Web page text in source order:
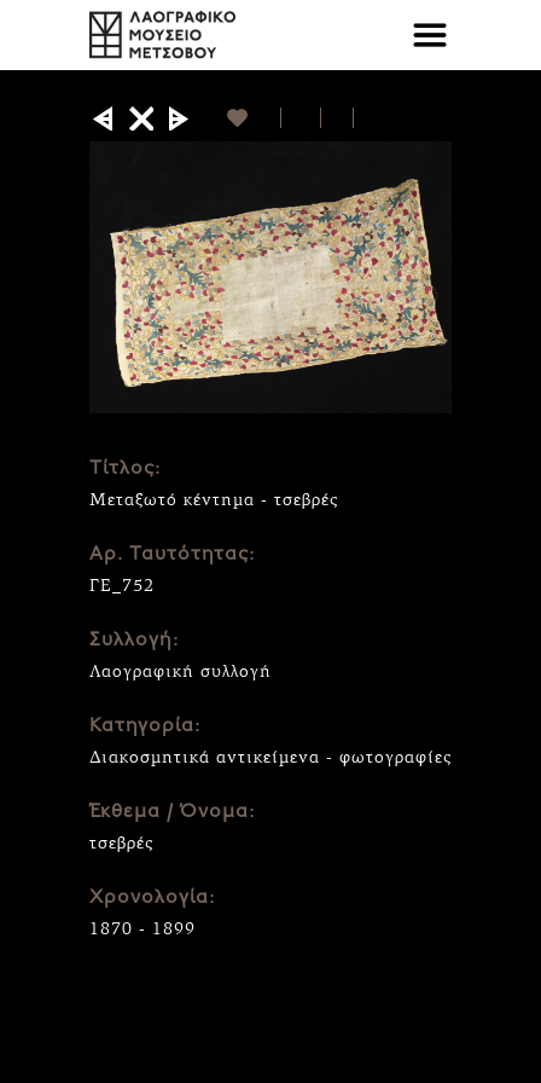
Τίτλος:
Μεταξωτό κέντημα - τσεβρές
Αρ. Ταυτότητας:
ΓΕ_752
Συλλογή:
Λαογραφική συλλογή
Κατηγορία:
Διακοσμητικά αντικείμενα - φωτογραφίες
Έκθεμα / Όνομα:
τσεβρές
Χρονολογία:
1870 - 1899